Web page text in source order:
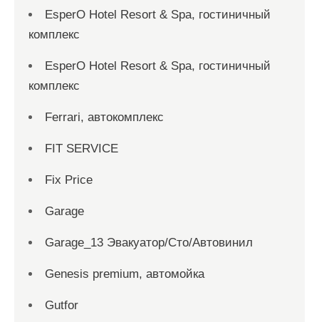
EsperO Hotel Resort & Spa, гостиничный
комплекс
EsperO Hotel Resort & Spa, гостиничный
комплекс
Ferrari, автокомплекс
FIT SERVICE
Fix Price
Garage
Garage_13 Эвакуатор/Сто/Автовинил
Genesis premium, автомойка
Gutfor